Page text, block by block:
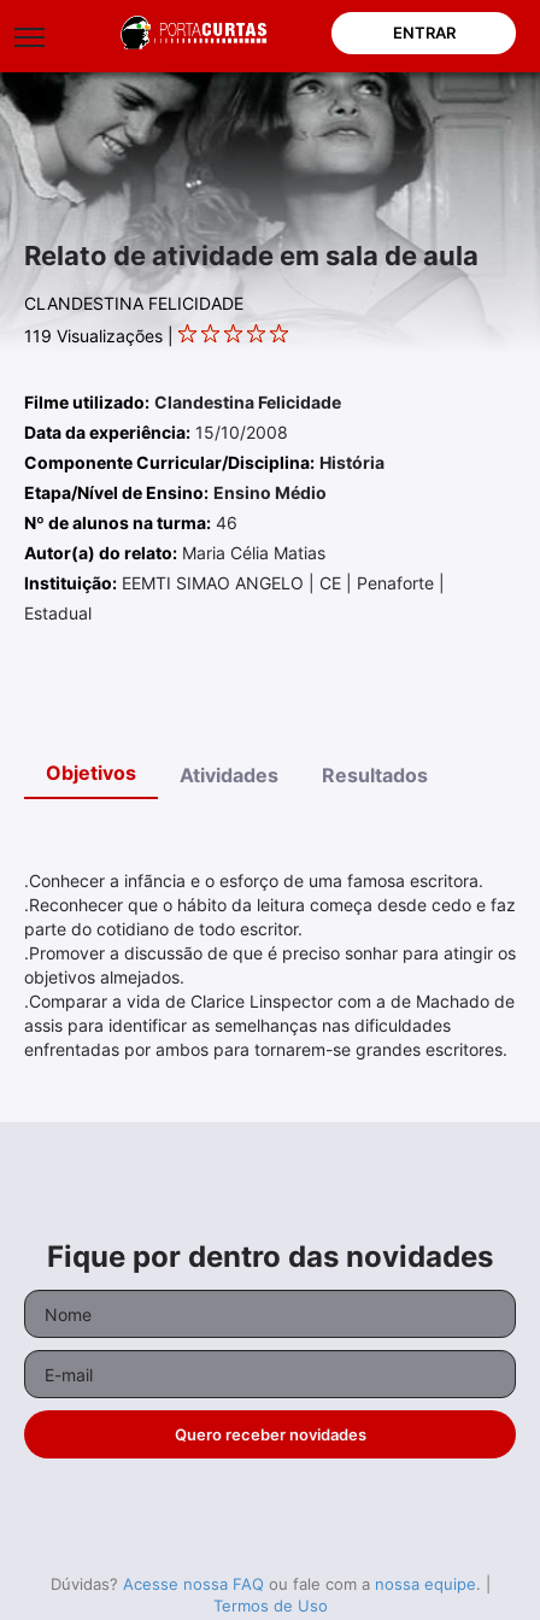
ENTRAR
Relato de atividade em sala de aula
CLANDESTINA FELICIDADE
119 Visualizações |
Filme utilizado: Clandestina Felicidade
Data da experiência: 15/10/2008
Componente Curricular/Disciplina: História
Etapa/Nível de Ensino: Ensino Médio
Nº de alunos na turma: 46
Autor(a) do relato: Maria Célia Matias
Instituição: EEMTI SIMAO ANGELO | CE | Penaforte |
Estadual
Objetivos Atividades Resultados
.Conhecer a infãncia e o esforço de uma famosa escritora.
.Reconhecer que o hábito da leitura começa desde cedo e faz
parte do cotidiano de todo escritor.
.Promover a discussão de que é preciso sonhar para atingir os
objetivos almejados.
.Comparar a vida de Clarice Linspector com a de Machado de
assis para identificar as semelhanças nas dificuldades
enfrentadas por ambos para tornarem-se grandes escritores.
Fique por dentro das novidades
Quero receber novidades
Dúvidas? Acesse nossa FAQ ou fale com a nossa equipe.
Termos de Uso